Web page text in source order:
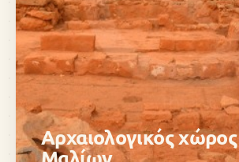
Αρχαιολογικός χώρος